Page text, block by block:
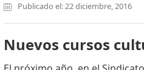
Publicado el: 22 diciembre, 2016
Nuevos cursos